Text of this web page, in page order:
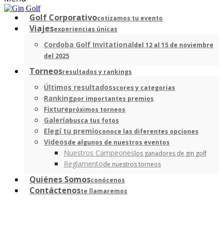
Golf Corporativocotizamos tu evento
Viajesexperiencias únicas
Cordoba Golf Invitationaldel 12 al 15 de noviembre
del 2025
Torneosresultados y rankings
Últimos resultadosscores y categorias
Rankingpor importantes premios
Fixturepróximos torneos
Galeríabusca tus fotos
Elegí tu premioconoce las diferentes opciones
Videosde algunos de nuestros eventos
Nuestros Campeoneslos ganadores de gin golf
Reglamentode nuestros torneos
Quiénes Somosconócenos
Contáctenoste llamaremos